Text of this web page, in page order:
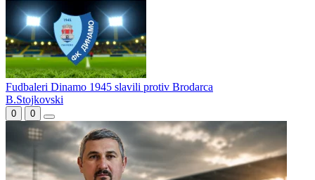
Fudbaleri Dinamo 1945 slavili protiv Brodarca
B.Stojkovski
0 0